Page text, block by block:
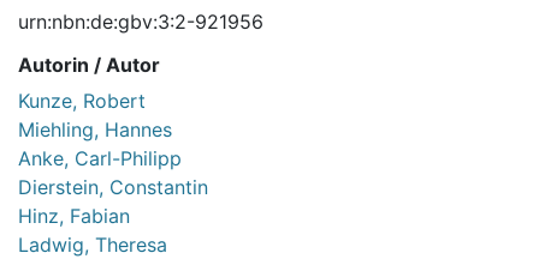
urn:nbn:de:gbv:3:2-921956
Autorin / Autor
Kunze, Robert
Miehling, Hannes
Anke, Carl-Philipp
Dierstein, Constantin
Hinz, Fabian
Ladwig, Theresa